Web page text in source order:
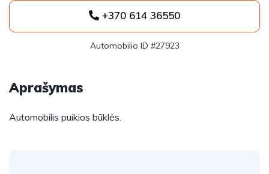
+370 614 36550
Automobilio ID #27923
Aprašymas
Automobilis puikios būklės.